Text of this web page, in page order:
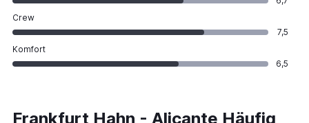
Crew
7,5
Komfort
6,5
Frankfurt Hahn - Alicante Häufig